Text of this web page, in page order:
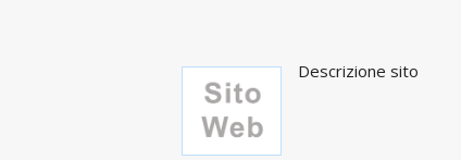
Descrizione sito